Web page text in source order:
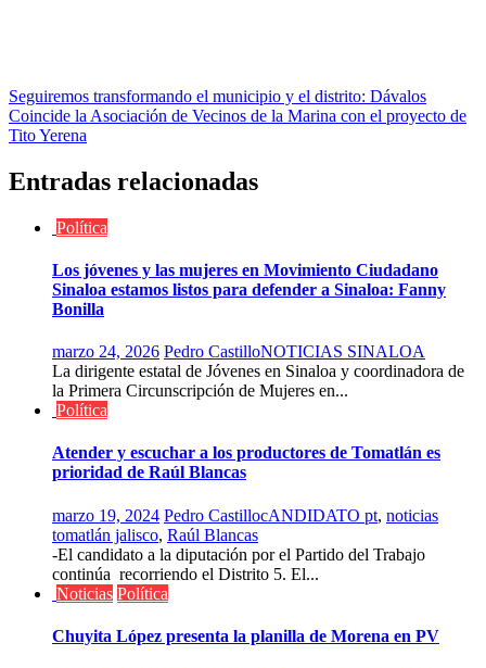
Navegación
de
Seguiremos transformando el municipio y el distrito: Dávalos
Coincide la Asociación de Vecinos de la Marina con el proyecto de
Tito Yerena
Entradas relacionadas
Política
Los jóvenes y las mujeres en Movimiento Ciudadano
Sinaloa estamos listos para defender a Sinaloa: Fanny
Bonilla
marzo 24, 2026 Pedro CastilloNOTICIAS SINALOA
La dirigente estatal de Jóvenes en Sinaloa y coordinadora de
la Primera Circunscripción de Mujeres en...
Política
Atender y escuchar a los productores de Tomatlán es
prioridad de Raúl Blancas
marzo 19, 2024 Pedro CastillocANDIDATO pt, noticias
tomatlán jalisco, Raúl Blancas
-El candidato a la diputación por el Partido del Trabajo
continúa recorriendo el Distrito 5. El...
Noticias Política
Chuyita López presenta la planilla de Morena en PV